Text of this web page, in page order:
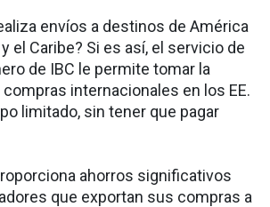
envíos a destinos de América
el Caribe? Si es así, el servicio de
de IBC le permite tomar la
internacionales en los EE.
limitado, sin tener que pagar
ahorros significativos
que exportan sus compras a